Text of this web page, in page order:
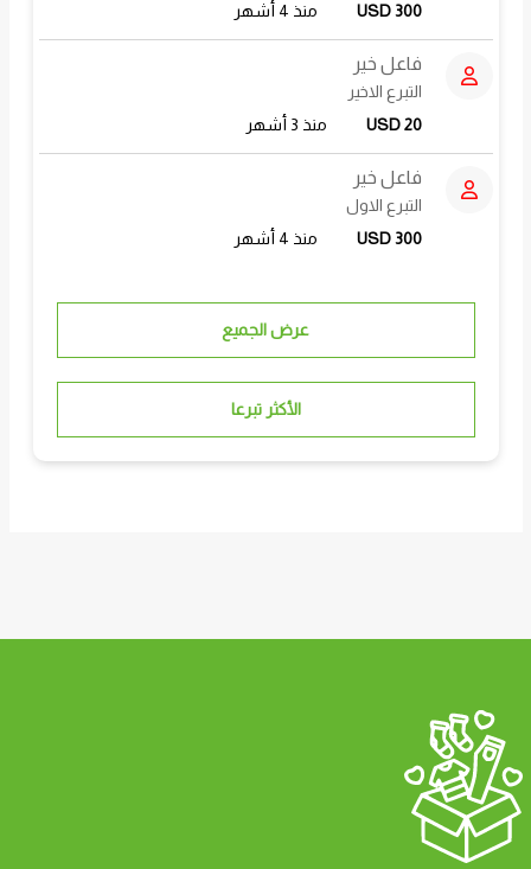
USD 300
منذ 4 أشهر
فاعل خير
التبرع الاخير
USD 20
منذ 3 أشهر
فاعل خير
التبرع الاول
USD 300
منذ 4 أشهر
عرض الجميع
الأكثر تبرعا